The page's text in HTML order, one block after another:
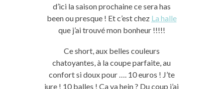
d’ici la saison prochaine ce sera has
been ou presque ! Et c’est chez La halle
que j’ai trouvé mon bonheur !!!!!
Ce short, aux belles couleurs
chatoyantes, à la coupe parfaite, au
confort si doux pour …. 10 euros ! J’te
jure ! 10 balles ! Ca va hein ? Du coup j’ai